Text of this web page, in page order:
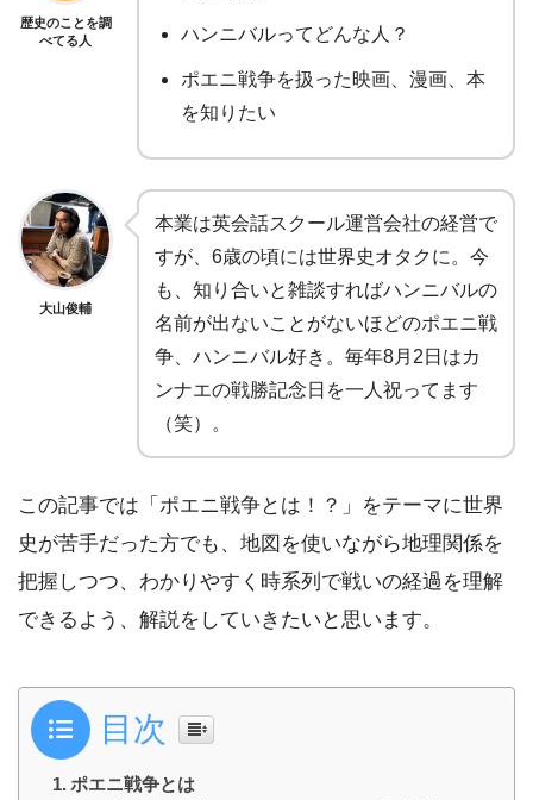
歴史のことを調
べてる人
ハンニバルってどんな人？
ポエニ戦争を扱った映画、漫画、本
を知りたい
大山俊輔
本業は英会話スクール運営会社の経営で
すが、6歳の頃には世界史オタクに。今
も、知り合いと雑談すればハンニバルの
名前が出ないことがないほどのポエニ戦
争、ハンニバル好き。毎年8月2日はカ
ンナエの戦勝記念日を一人祝ってます
（笑）。
この記事では「ポエニ戦争とは！？」をテーマに世界
史が苦手だった方でも、地図を使いながら地理関係を
把握しつつ、わかりやすく時系列で戦いの経過を理解
できるよう、解説をしていきたいと思います。
目次
ポエニ戦争とは